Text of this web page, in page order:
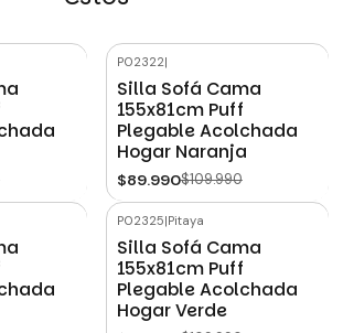
P02322|
Silla Sofá Cama
155x81cm Puff
Plegable Acolchada
Hogar Naranja
$89.990$109.990
P02325|Pitaya
Silla Sofá Cama
155x81cm Puff
Plegable Acolchada
Hogar Verde